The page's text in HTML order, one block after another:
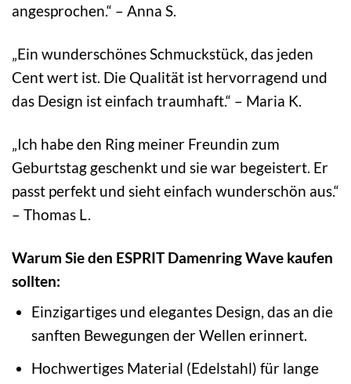
angesprochen.“ – Anna S.
„Ein wunderschönes Schmuckstück, das jeden
Cent wert ist. Die Qualität ist hervorragend und
das Design ist einfach traumhaft.“ – Maria K.
„Ich habe den Ring meiner Freundin zum
Geburtstag geschenkt und sie war begeistert. Er
passt perfekt und sieht einfach wunderschön aus.“
– Thomas L.
Warum Sie den ESPRIT Damenring Wave kaufen
sollten:
Einzigartiges und elegantes Design, das an die
sanften Bewegungen der Wellen erinnert.
Hochwertiges Material (Edelstahl) für lange